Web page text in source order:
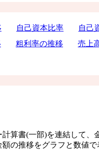
自己資本比率 自己
粗利率の推移 売上
算書(一部)を連結して、
の推移をグラフと数値で